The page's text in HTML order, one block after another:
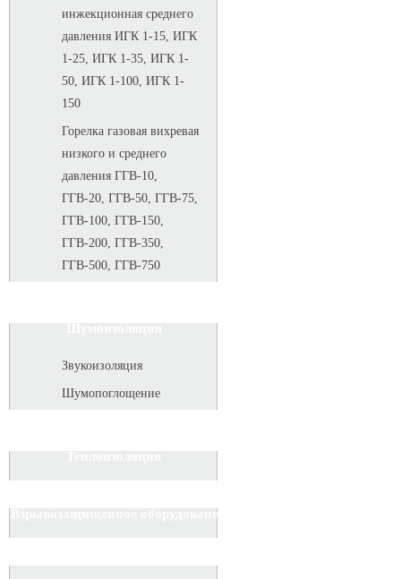
инжекционная среднего
давления ИГК 1-15, ИГК
1-25, ИГК 1-35, ИГК 1-
50, ИГК 1-100, ИГК 1-
150
Горелка газовая вихревая
низкого и среднего
давления ГГВ-10,
ГГВ-20, ГГВ-50, ГГВ-75,
ГГВ-100, ГГВ-150,
ГГВ-200, ГГВ-350,
ГГВ-500, ГГВ-750
Звукоизоляция
Шумопоглощение
Взрывозащищенное оборудование